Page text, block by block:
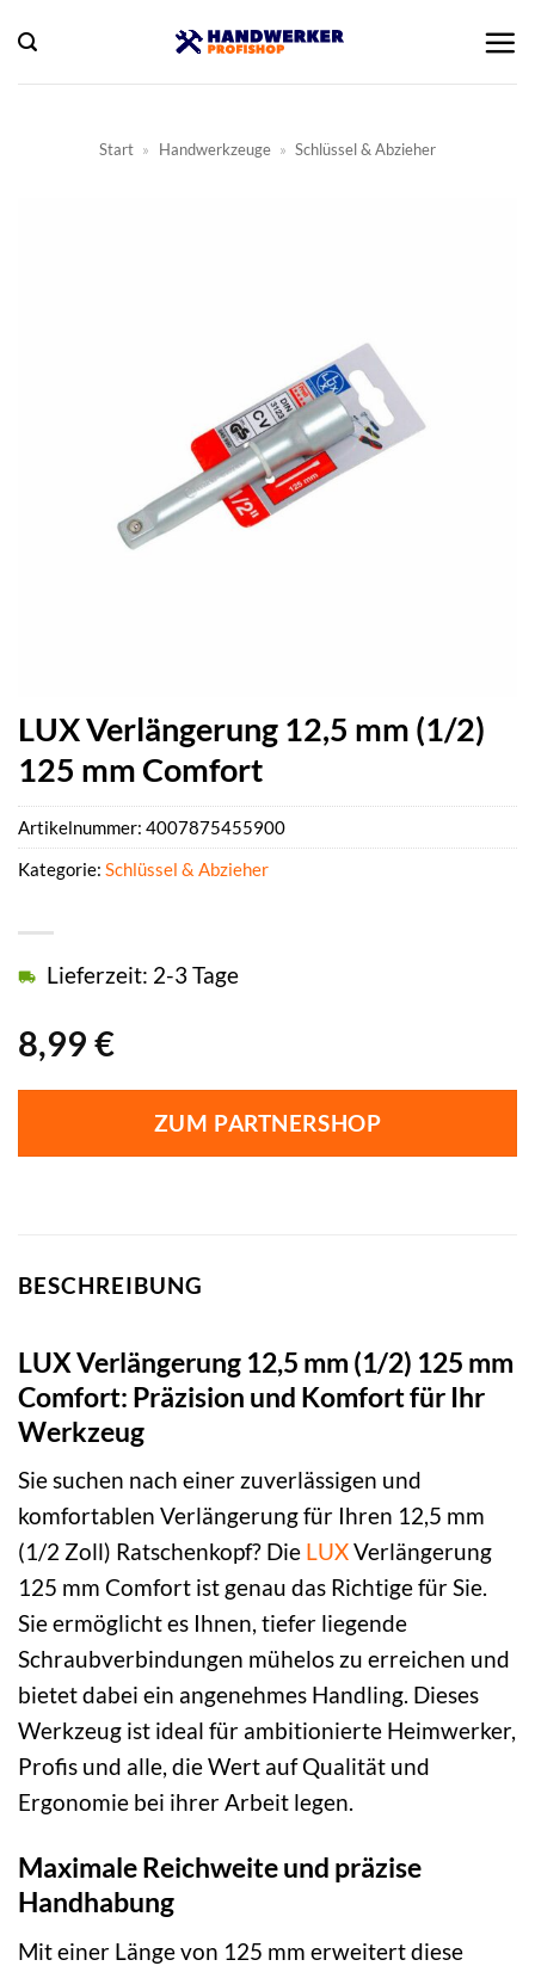
Inhalt
springen
Start » Handwerkzeuge » Schlüssel & Abzieher
LUX Verlängerung 12,5 mm (1/2)
125 mm Comfort
8,99 €
Lieferzeit: 2-3 Tage
ZUM PARTNERSHOP
Artikelnummer: 4007875455900
Kategorie: Schlüssel & Abzieher
BESCHREIBUNG
LUX Verlängerung 12,5 mm (1/2) 125 mm
Comfort: Präzision und Komfort für Ihr
Werkzeug
Sie suchen nach einer zuverlässigen und
komfortablen Verlängerung für Ihren 12,5 mm
(1/2 Zoll) Ratschenkopf? Die LUXVerlängerung
125 mm Comfort ist genau das Richtige für Sie.
Sie ermöglicht es Ihnen, tiefer liegende
Schraubverbindungen mühelos zu erreichen und
bietet dabei ein angenehmes Handling. Dieses
Werkzeug ist ideal für ambitionierte Heimwerker,
Profis und alle, die Wert auf Qualität und
Ergonomie bei ihrer Arbeit legen.
Maximale Reichweite und präzise
Handhabung
Mit einer Länge von 125 mm erweitert diese